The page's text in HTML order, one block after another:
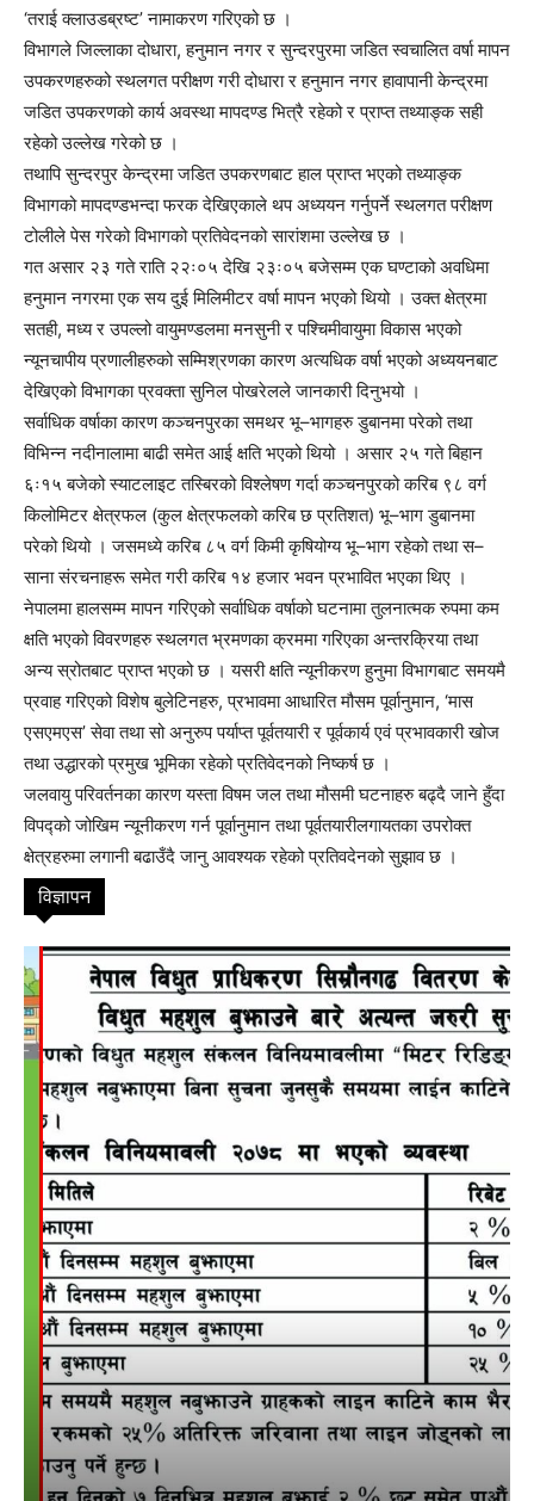
‘तराई क्लाउडब्रष्ट’ नामाकरण गरिएको छ ।
विभागले जिल्लाका दोधारा, हनुमान नगर र सुन्दरपुरमा जडित स्वचालित वर्षा मापन
उपकरणहरुको स्थलगत परीक्षण गरी दोधारा र हनुमान नगर हावापानी केन्द्रमा
जडित उपकरणको कार्य अवस्था मापदण्ड भित्रै रहेको र प्राप्त तथ्याङ्क सही
रहेको उल्लेख गरेको छ ।
तथापि सुन्दरपुर केन्द्रमा जडित उपकरणबाट हाल प्राप्त भएको तथ्याङ्क
विभागको मापदण्डभन्दा फरक देखिएकाले थप अध्ययन गर्नुपर्ने स्थलगत परीक्षण
टोलीले पेस गरेको विभागको प्रतिवेदनको सारांशमा उल्लेख छ ।
गत असार २३ गते राति २२ः०५ देखि २३ः०५ बजेसम्म एक घण्टाको अवधिमा
हनुमान नगरमा एक सय दुई मिलिमीटर वर्षा मापन भएको थियो । उक्त क्षेत्रमा
सतही, मध्य र उपल्लो वायुमण्डलमा मनसुनी र पश्चिमीवायुमा विकास भएको
न्यूनचापीय प्रणालीहरुको सम्मिश्रणका कारण अत्यधिक वर्षा भएको अध्ययनबाट
देखिएको विभागका प्रवक्ता सुनिल पोखरेलले जानकारी दिनुभयो ।
सर्वाधिक वर्षाका कारण कञ्चनपुरका समथर भू–भागहरु डुबानमा परेको तथा
विभिन्न नदीनालामा बाढी समेत आई क्षति भएको थियो । असार २५ गते बिहान
६ः१५ बजेको स्याटलाइट तस्बिरको विश्लेषण गर्दा कञ्चनपुरको करिब ९८ वर्ग
किलोमिटर क्षेत्रफल (कुल क्षेत्रफलको करिब छ प्रतिशत) भू–भाग डुबानमा
परेको थियो । जसमध्ये करिब ८५ वर्ग किमी कृषियोग्य भू–भाग रहेको तथा स–
साना संरचनाहरू समेत गरी करिब १४ हजार भवन प्रभावित भएका थिए ।
नेपालमा हालसम्म मापन गरिएको सर्वाधिक वर्षाको घटनामा तुलनात्मक रुपमा कम
क्षति भएको विवरणहरु स्थलगत भ्रमणका क्रममा गरिएका अन्तरक्रिया तथा
अन्य स्रोतबाट प्राप्त भएको छ । यसरी क्षति न्यूनीकरण हुनुमा विभागबाट समयमै
प्रवाह गरिएको विशेष बुलेटिनहरु, प्रभावमा आधारित मौसम पूर्वानुमान, ‘मास
एसएमएस’ सेवा तथा सो अनुरुप पर्याप्त पूर्वतयारी र पूर्वकार्य एवं प्रभावकारी खोज
तथा उद्धारको प्रमुख भूमिका रहेको प्रतिवेदनको निष्कर्ष छ ।
जलवायु परिवर्तनका कारण यस्ता विषम जल तथा मौसमी घटनाहरु बढ्दै जाने हुँदा
विपद्को जोखिम न्यूनीकरण गर्न पूर्वानुमान तथा पूर्वतयारीलगायतका उपरोक्त
क्षेत्रहरुमा लगानी बढाउँदै जानु आवश्यक रहेको प्रतिवदेनको सुझाव छ ।
विज्ञापन